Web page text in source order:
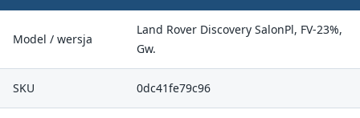
Model / wersja
Land Rover Discovery SalonPl, FV-23%,
Gw.
SKU 0dc41fe79c96